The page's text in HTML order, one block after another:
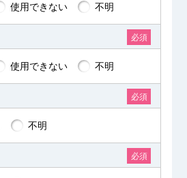
使用できない 不明
必須
使用できない 不明
必須
不明
必須